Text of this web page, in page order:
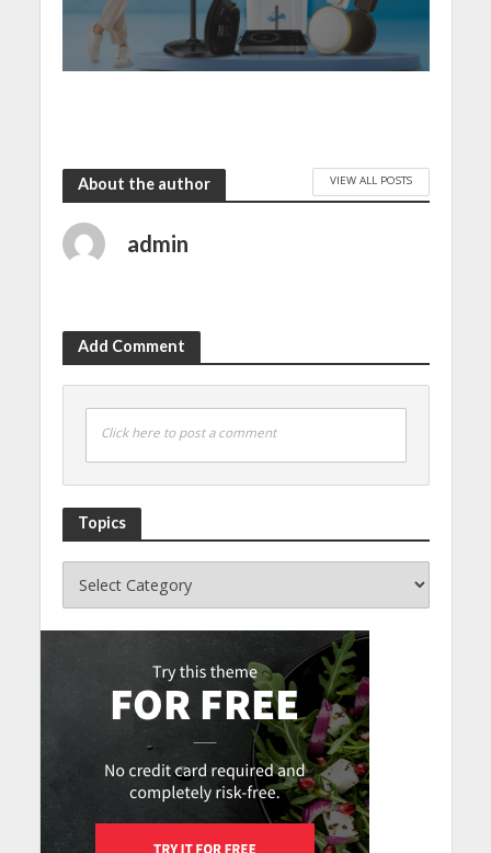
About the author VIEW ALL POSTS
admin
Add Comment
Click here to post a comment
Topics